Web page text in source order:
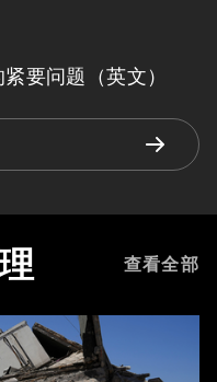
要问题（英文）
查看全部